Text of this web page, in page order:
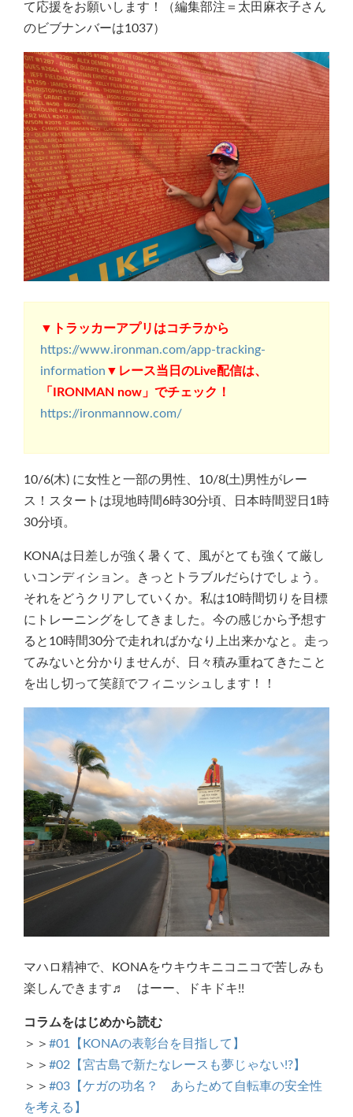
て応援をお願いします！（編集部注＝太田麻衣子さん
のビブナンバーは1037）
▼トラッカーアプリはコチラから
https://www.ironman.com/app-tracking-
information ▼レース当日のLive配信は、
「IRONMAN now」でチェック！
https://ironmannow.com/
10/6(木) に女性と一部の男性、10/8(土)男性がレー
ス！スタートは現地時間6時30分頃、日本時間翌日1時
30分頃。
KONAは日差しが強く暑くて、風がとても強くて厳し
いコンディション。きっとトラブルだらけでしょう。
それをどうクリアしていくか。私は10時間切りを目標
にトレーニングをしてきました。今の感じから予想す
ると10時間30分で走れればかなり上出来かなと。走っ
てみないと分かりませんが、日々積み重ねてきたこと
を出し切って笑顔でフィニッシュします！！
マハロ精神で、KONAをウキウキニコニコで苦しみも
楽しんできます♬ はーー、ドキドキ!!
コラムをはじめから読む
＞＞ #01【KONAの表彰台を目指して】
＞＞ #02【宮古島で新たなレースも夢じゃない!?】
＞＞ #03【ケガの功名？ あらためて自転車の安全性
を考える】